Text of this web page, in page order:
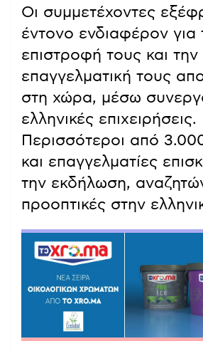
Οι συμμετέχοντες
έντονο ενδιαφέρον για
επιστροφή τους και την
επαγγελματική τους
στη χώρα, μέσω
ελληνικές επιχειρήσεις.
Περισσότεροι από
και επαγγελματίες
την εκδήλωση,
προοπτικές στην